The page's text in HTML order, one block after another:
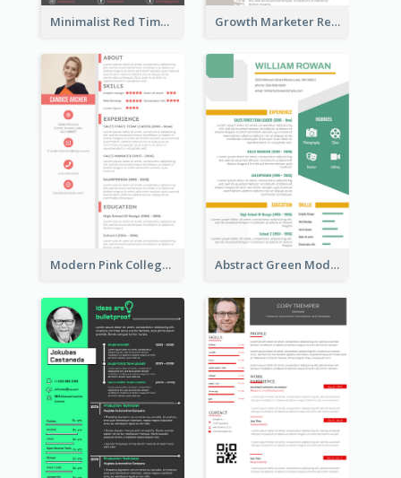
Minimalist Red Timeline Sales Marketing Resume Growth Marketer Resume
Modern Pink College Student Resume Abstract Green Modern Resume